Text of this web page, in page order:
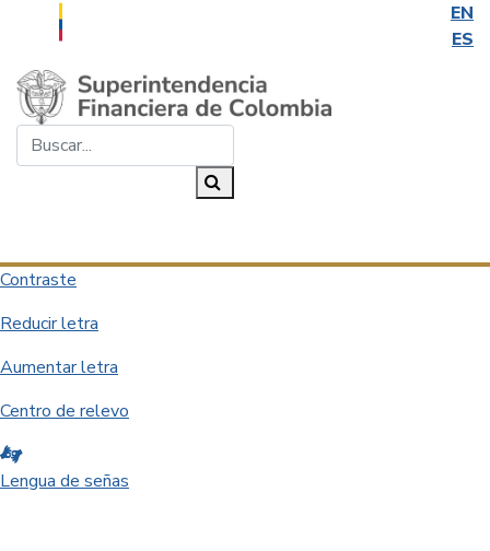
EN
ES
Saltar al contenido principal
Contraste
Reducir letra
Aumentar letra
Centro de relevo
Lengua de señas